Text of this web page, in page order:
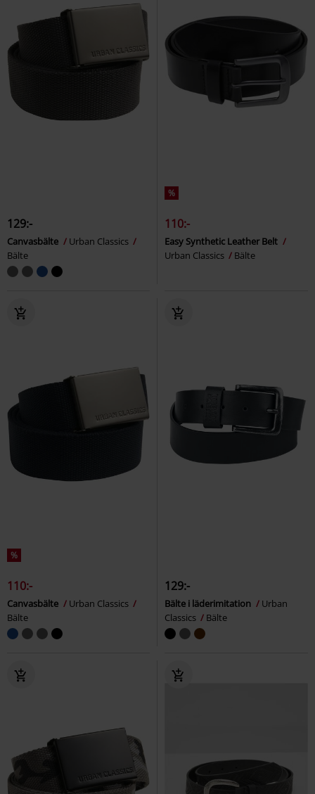
129:-
Canvasbälte
Urban Classics
Bälte
%
110:-
Easy Synthetic Leather Belt
Urban Classics
Bälte
%
110:-
Canvasbälte
Urban Classics
Bälte
129:-
Bälte i läderimitation
Urban
Classics
Bälte